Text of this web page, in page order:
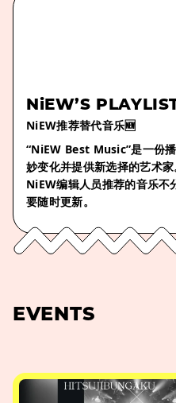
NiEW’S
NiEW推荐替代音乐🆕
“NiEW Best Music”是一份
妙变化并提供新选择的艺术家
NiEW编辑人员推荐的音乐不
要随时更新。
EVENTS